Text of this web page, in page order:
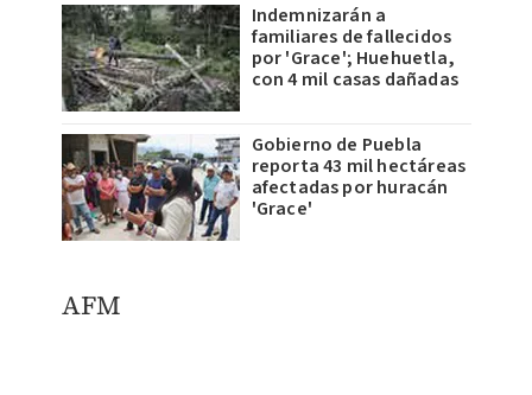
Indemnizarán a
familiares de fallecidos
por 'Grace'; Huehuetla,
con 4 mil casas dañadas
Gobierno de Puebla
reporta 43 mil hectáreas
afectadas por huracán
'Grace'
AFM